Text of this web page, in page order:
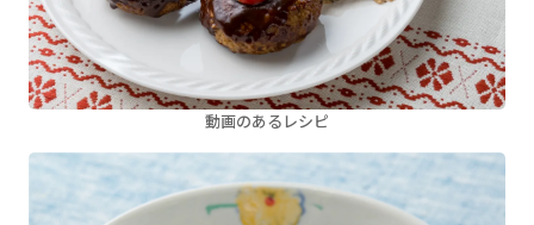
動画のあるレシピ